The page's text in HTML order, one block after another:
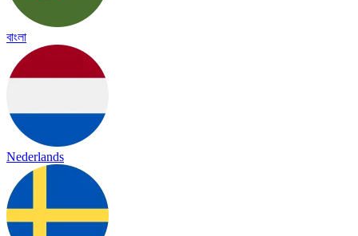
বাংলা
Nederlands